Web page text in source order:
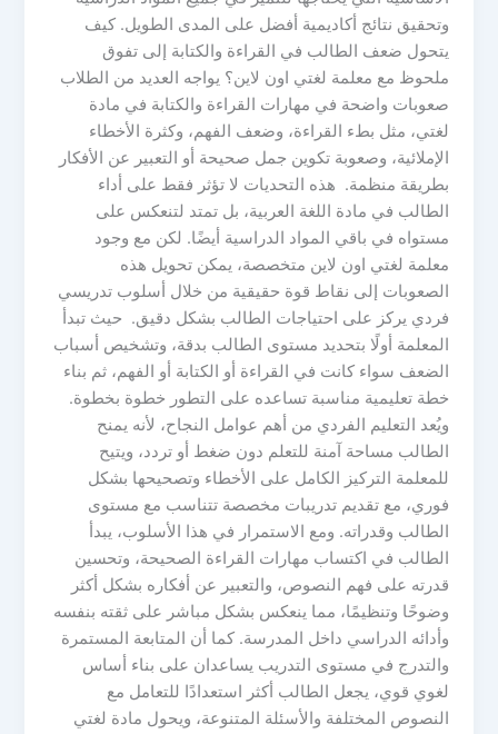
وتحقيق نتائج أكاديمية أفضل على المدى الطويل. كيف
يتحول ضعف الطالب في القراءة والكتابة إلى تفوق
ملحوظ مع معلمة لغتي اون لاين؟ يواجه العديد من الطلاب
صعوبات واضحة في مهارات القراءة والكتابة في مادة
لغتي، مثل بطء القراءة، وضعف الفهم، وكثرة الأخطاء
الإملائية، وصعوبة تكوين جمل صحيحة أو التعبير عن الأفكار
بطريقة منظمة. هذه التحديات لا تؤثر فقط على أداء
الطالب في مادة اللغة العربية، بل تمتد لتنعكس على
مستواه في باقي المواد الدراسية أيضًا. لكن مع وجود
معلمة لغتي اون لاين متخصصة، يمكن تحويل هذه
الصعوبات إلى نقاط قوة حقيقية من خلال أسلوب تدريسي
فردي يركز على احتياجات الطالب بشكل دقيق. حيث تبدأ
المعلمة أولًا بتحديد مستوى الطالب بدقة، وتشخيص أسباب
الضعف سواء كانت في القراءة أو الكتابة أو الفهم، ثم بناء
خطة تعليمية مناسبة تساعده على التطور خطوة بخطوة.
ويُعد التعليم الفردي من أهم عوامل النجاح، لأنه يمنح
الطالب مساحة آمنة للتعلم دون ضغط أو تردد، ويتيح
للمعلمة التركيز الكامل على الأخطاء وتصحيحها بشكل
فوري، مع تقديم تدريبات مخصصة تتناسب مع مستوى
الطالب وقدراته. ومع الاستمرار في هذا الأسلوب، يبدأ
الطالب في اكتساب مهارات القراءة الصحيحة، وتحسين
قدرته على فهم النصوص، والتعبير عن أفكاره بشكل أكثر
وضوحًا وتنظيمًا، مما ينعكس بشكل مباشر على ثقته بنفسه
وأدائه الدراسي داخل المدرسة. كما أن المتابعة المستمرة
والتدرج في مستوى التدريب يساعدان على بناء أساس
لغوي قوي، يجعل الطالب أكثر استعدادًا للتعامل مع
النصوص المختلفة والأسئلة المتنوعة، ويحول مادة لغتي